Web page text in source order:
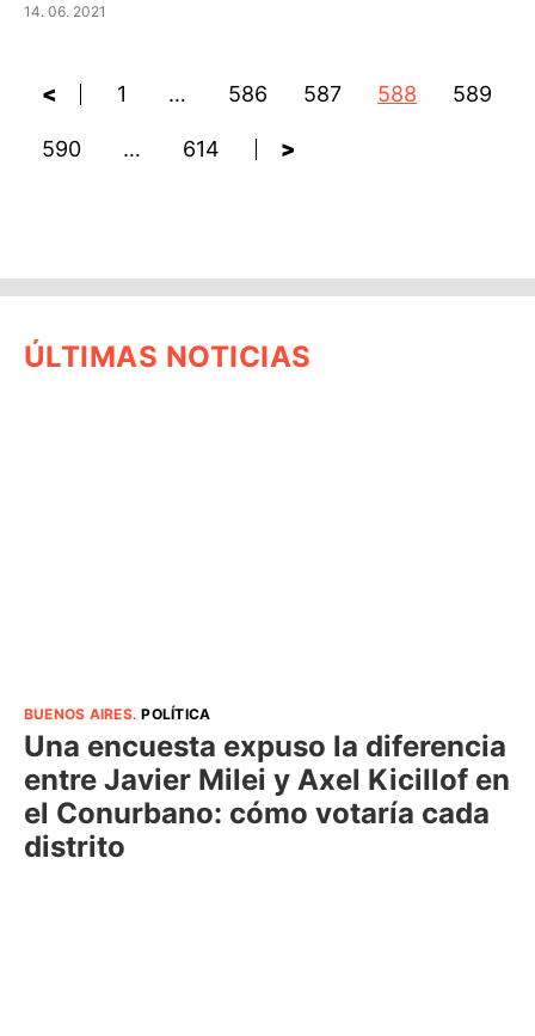
14. 06. 2021
< 1 … 586 587 588 589
590 … 614 >
ÚLTIMAS NOTICIAS
BUENOS AIRES.POLÍTICA
Una encuesta expuso la diferencia
entre Javier Milei y Axel Kicillof en
el Conurbano: cómo votaría cada
distrito